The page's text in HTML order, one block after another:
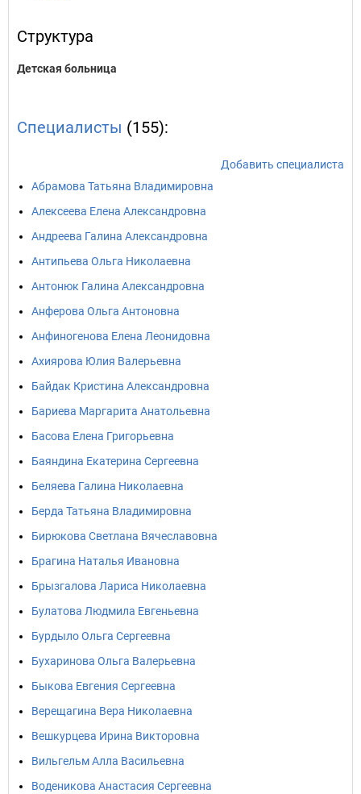
Структура
Детская больница
Специалисты (155):
Добавить специалиста
Абрамова Татьяна Владимировна
Алексеева Елена Александровна
Андреева Галина Александровна
Антипьева Ольга Николаевна
Антонюк Галина Александровна
Анферова Ольга Антоновна
Анфиногенова Елена Леонидовна
Ахиярова Юлия Валерьевна
Байдак Кристина Александровна
Бариева Маргарита Анатольевна
Басова Елена Григорьевна
Баяндина Екатерина Сергеевна
Беляева Галина Николаевна
Берда Татьяна Владимировна
Бирюкова Светлана Вячеславовна
Брагина Наталья Ивановна
Брызгалова Лариса Николаевна
Булатова Людмила Евгеньевна
Бурдыло Ольга Сергеевна
Бухаринова Ольга Валерьевна
Быкова Евгения Сергеевна
Верещагина Вера Николаевна
Вешкурцева Ирина Викторовна
Вильгельм Алла Васильевна
Воденикова Анастасия Сергеевна